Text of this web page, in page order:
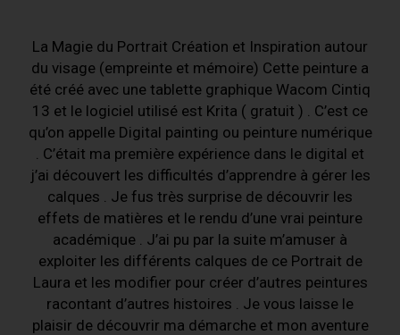
La Magie du Portrait Création et Inspiration autour
du visage (empreinte et mémoire) Cette peinture a
été créé avec une tablette graphique Wacom Cintiq
13 et le logiciel utilisé est Krita ( gratuit ) . C’est ce
qu’on appelle Digital painting ou peinture numérique
. C’était ma première expérience dans le digital et
j’ai découvert les difficultés d’apprendre à gérer les
calques . Je fus très surprise de découvrir les
effets de matières et le rendu d’une vrai peinture
académique . J’ai pu par la suite m’amuser à
exploiter les différents calques de ce Portrait de
Laura et les modifier pour créer d’autres peintures
racontant d’autres histoires . Je vous laisse le
plaisir de découvrir ma démarche et mon aventure